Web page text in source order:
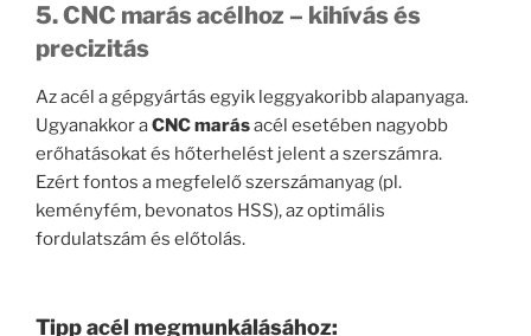
5. CNC marás acélhoz – kihívás és
precizitás
Az acél a gépgyártás egyik leggyakoribb alapanyaga.
Ugyanakkor aCNC marásacél esetében nagyobb
erőhatásokat és hőterhelést jelent a szerszámra.
Ezért fontos a megfelelő szerszámanyag (pl.
keményfém, bevonatos HSS), az optimális
fordulatszám és előtolás.
Tipp acél megmunkálásához: